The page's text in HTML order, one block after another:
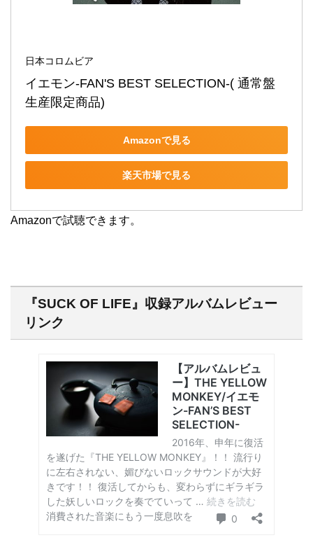
日本コロムビア
イエモン-FAN'S BEST SELECTION-( 通常盤
生産限定商品)
Amazonで見る
楽天市場で見る
Amazonで試聴できます。
『SUCK OF LIFE』収録アルバムレビュー
リンク